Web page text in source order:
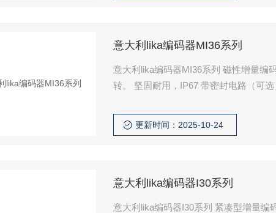
意大利lika编码器MI36系列
意大利lika编码器MI36系列 磁性增量编
转。 坚固耐用，IP67 带密封电路（可选
更新时间：2025-10-24
意大利lika编码器I30系列
意大利lika编码器I30系列 紧凑型增量编